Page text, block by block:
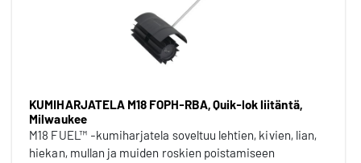
KUMIHARJATELA M18 FOPH-RBA, Quik-lok liitäntä,
Milwaukee
M18 FUEL™ -kumiharjatela soveltuu lehtien, kivien, lian,
hiekan, mullan ja muiden roskien poistamiseen